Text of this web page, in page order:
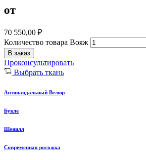
от
70 550,00 ₽
Количество товара Вояж
В заказ
Проконсультировать
Выбрать ткань
Антивандальный Велюр
Букле
Шенилл
Современная рогожка